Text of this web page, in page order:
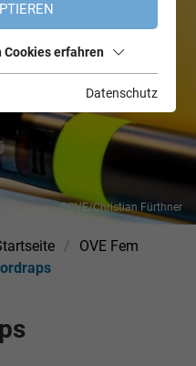
©OVE/Christian Fürthner
OVE Fem
Cookies erfahren
Datenschutz